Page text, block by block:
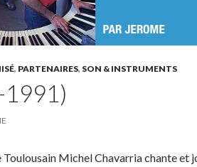
, PARTENAIRES, SON & INSTRUMENTS
1991)
Toulousain Michel Chavarria chante